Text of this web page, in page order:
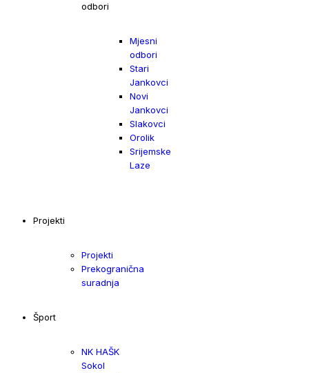
odbori
Mjesni
odbori
Stari
Jankovci
Novi
Jankovci
Slakovci
Orolik
Srijemske
Laze
Projekti
Projekti
Prekogranična
suradnja
Šport
NK HAŠK
Sokol